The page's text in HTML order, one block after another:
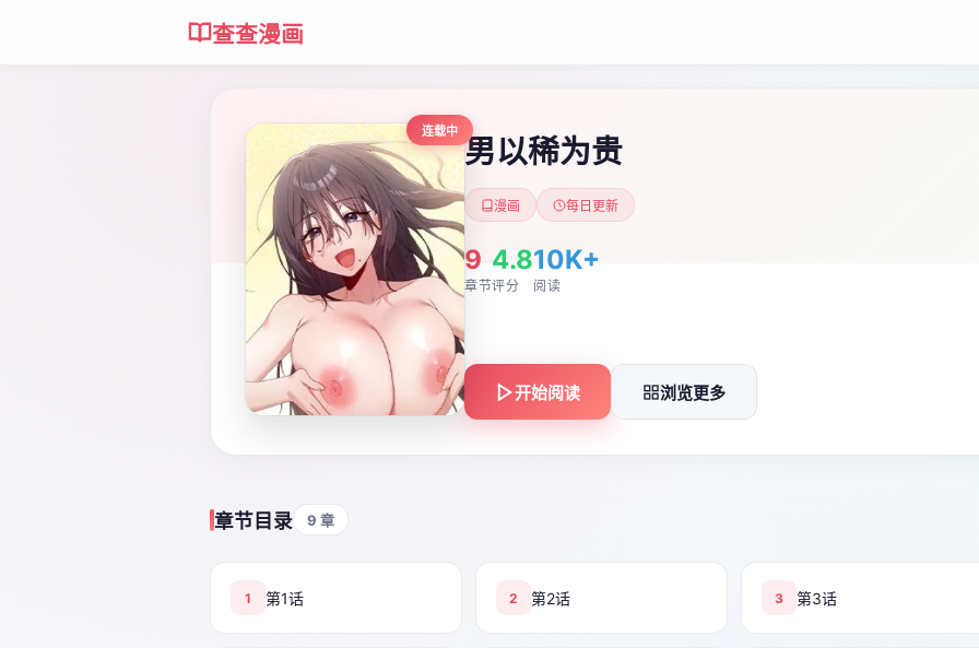
查查漫画
连载中
男以稀为贵
漫画 每日更新
9
章节
4.8
评分
10K+
阅读
开始阅读 浏览更多
章节目录 9 章
1 第1话 2 第2话 3 第3话